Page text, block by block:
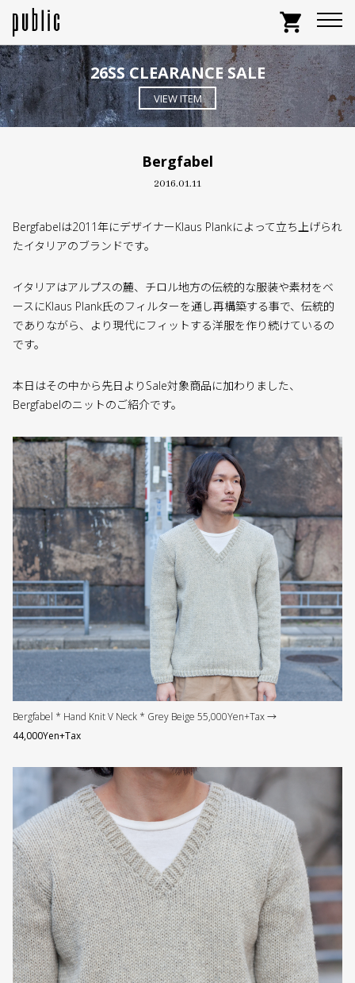
shopping_cart
26SS CLEARANCE SALE
VIEW ITEM
Bergfabel
2016.01.11
Bergfabelは2011年にデザイナーKlaus Plankによって立ち上げられ
たイタリアのブランドです。
イタリアはアルプスの麓、チロル地方の伝統的な服装や素材をベ
ースにKlaus Plank氏のフィルターを通し再構築する事で、伝統的
でありながら、より現代にフィットする洋服を作り続けているの
です。
本日はその中から先日よりSale対象商品に加わりました、
Bergfabelのニットのご紹介です。
Bergfabel * Hand Knit V Neck * Grey Beige 55,000Yen+Tax →
44,000Yen+Tax